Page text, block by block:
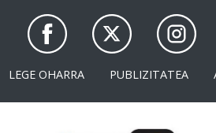
LEGE OHARRA PUBLIZITATEA